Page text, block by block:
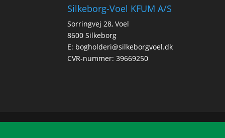
Silkeborg-Voel KFUM A/S
Sorringvej 28, Voel
8600 Silkeborg
E: bogholderi@silkeborgvoel.dk
CVR-nummer: 39669250